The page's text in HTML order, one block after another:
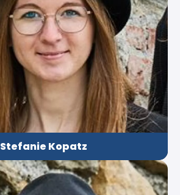
Stefanie Kopatz